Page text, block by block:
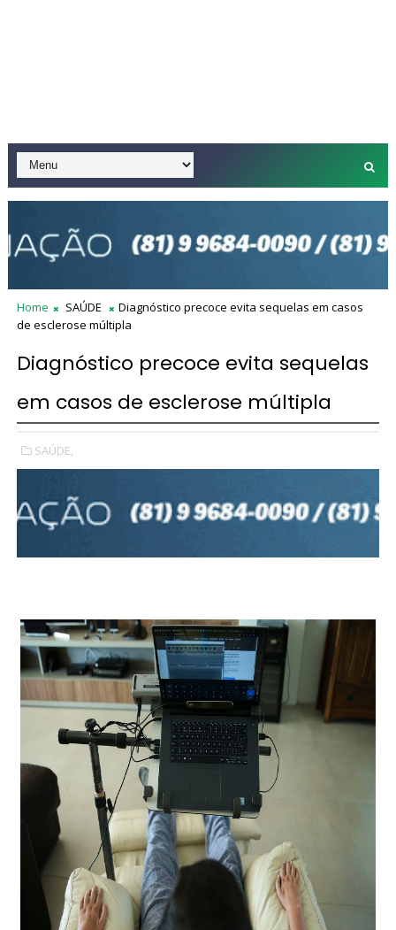
Home SAÚDE
Diagnóstico precoce evita sequelas em casos
de esclerose múltipla
Diagnóstico precoce evita sequelas
em casos de esclerose múltipla
SAÚDE,